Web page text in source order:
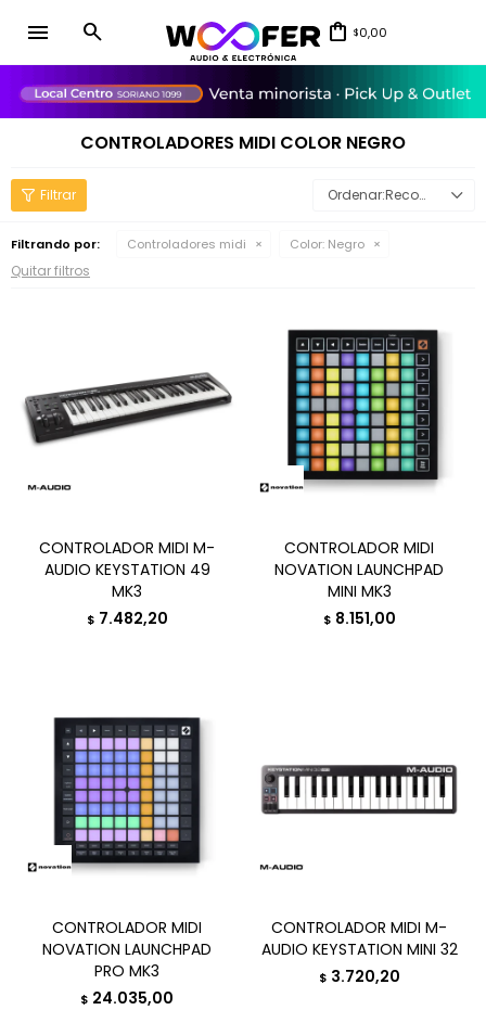
menu $0,00
CONTROLADORES MIDI COLOR NEGRO
Recomendados
Filtrando por: Controladores midi Color: Negro
Quitar filtros
CONTROLADOR MIDI M-
AUDIO KEYSTATION 49
MK3
$ 7.482,20
CONTROLADOR MIDI
NOVATION LAUNCHPAD
MINI MK3
$ 8.151,00
CONTROLADOR MIDI
NOVATION LAUNCHPAD
PRO MK3
$ 24.035,00
CONTROLADOR MIDI M-
AUDIO KEYSTATION MINI 32
$ 3.720,20
close